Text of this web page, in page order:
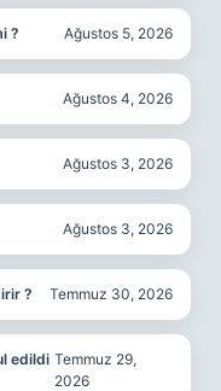
? Ağustos 5, 2026
Ağustos 4, 2026
Ağustos 3, 2026
Ağustos 3, 2026
? Temmuz 30, 2026
edildi Temmuz 29,
2026